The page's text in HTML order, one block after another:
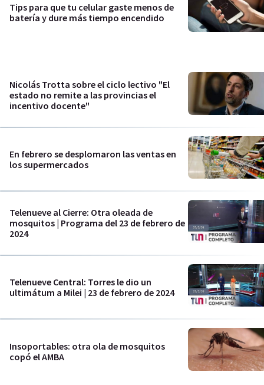
Tips para que tu celular gaste menos de
batería y dure más tiempo encendido
Nicolás Trotta sobre el ciclo lectivo "El
estado no remite a las provincias el
incentivo docente"
En febrero se desplomaron las ventas en
los supermercados
Telenueve al Cierre: Otra oleada de
mosquitos | Programa del 23 de febrero de
2024
Telenueve Central: Torres le dio un
ultimátum a Milei | 23 de febrero de 2024
Insoportables: otra ola de mosquitos
copó el AMBA